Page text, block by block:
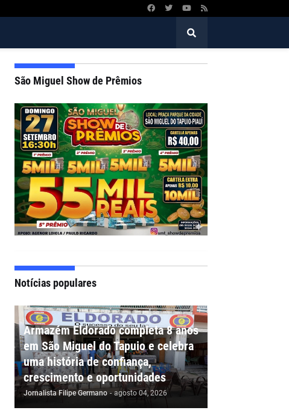
São Miguel Show de Prêmios
Notícias populares
Armazém Eldorado completa 8 anos
em São Miguel do Tapuio e celebra
uma história de confiança,
crescimento e oportunidades
Jornalista Filipe Germano - agosto 04, 2026